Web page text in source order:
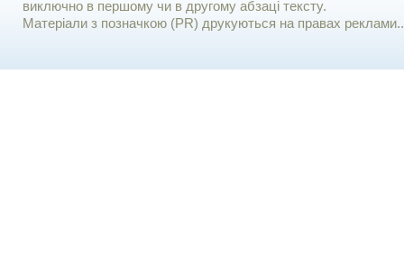
виключно в першому чи в другому абзаці тексту.
Матеріали з позначкою (PR) друкуються на правах реклами..